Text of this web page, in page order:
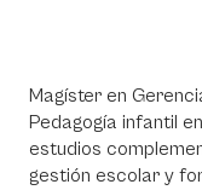
Magíster en
Pedagogía infantil
estudios
gestión escolar y